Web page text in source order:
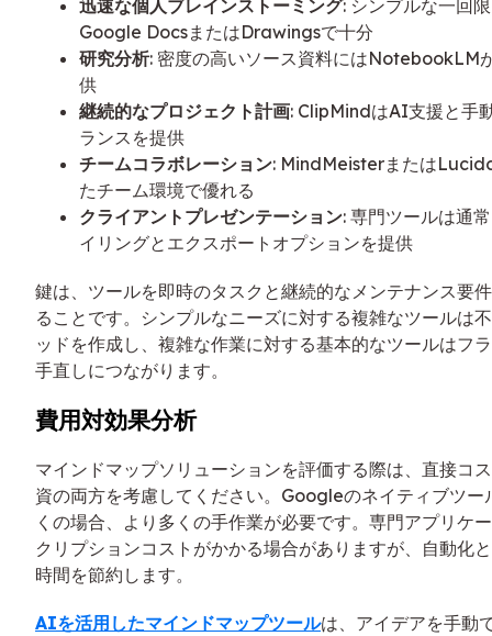
迅速な個人ブレインストーミング: シンプルな一回
Google DocsまたはDrawingsで十分
研究分析: 密度の高いソース資料にはNotebookLM
供
継続的なプロジェクト計画: ClipMindはAI支援と手
ランスを提供
チームコラボレーション: MindMeisterまたは
たチーム環境で優れる
クライアントプレゼンテーション: 専門ツールは通
イリングとエクスポートオプションを提供
鍵は、ツールを即時のタスクと継続的なメンテナンス要
ることです。シンプルなニーズに対する複雑なツールは
ッドを作成し、複雑な作業に対する基本的なツールはフ
手直しにつながります。
費用対効果分析
マインドマップソリューションを評価する際は、直接コ
資の両方を考慮してください。Googleのネイティブツー
くの場合、より多くの手作業が必要です。専門アプリケ
クリプションコストがかかる場合がありますが、自動化
時間を節約します。
AIを活用したマインドマップツールは、アイデアを手動